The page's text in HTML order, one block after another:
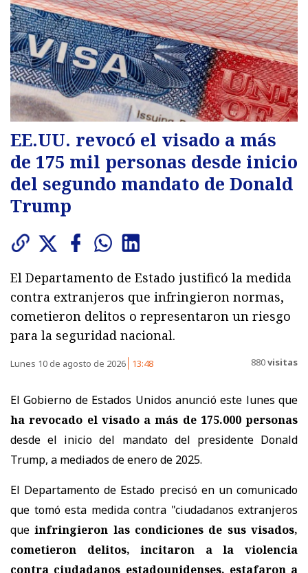
EE.UU. revocó el visado a más
de 175 mil personas desde inicio
del segundo mandato de Donald
Trump
El Departamento de Estado justificó la medida
contra extranjeros que infringieron normas,
cometieron delitos o representaron un riesgo
para la seguridad nacional.
Lunes 10 de agosto de 2026 13:48 880visitas
El Gobierno de Estados Unidos anunció este lunes que
ha revocado el visado a más de 175.000 personas
desde el inicio del mandato del presidente Donald
Trump, a mediados de enero de 2025.
El Departamento de Estado precisó en un comunicado
que tomó esta medida contra "ciudadanos extranjeros
que infringieron las condiciones de sus visados,
cometieron delitos, incitaron a la violencia
contra ciudadanos estadounidenses, estafaron a